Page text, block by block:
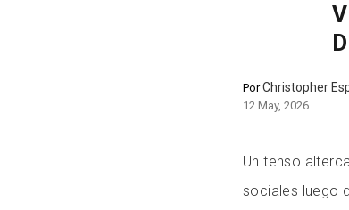
PorChristopher
12 May, 2026
Un tenso
sociales luego